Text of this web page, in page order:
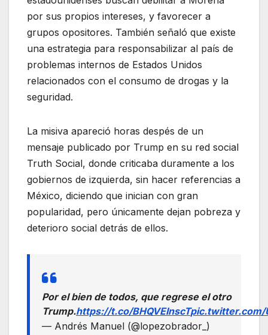
por sus propios intereses, y favorecer a
grupos opositores. También señaló que existe
una estrategia para responsabilizar al país de
problemas internos de Estados Unidos
relacionados con el consumo de drogas y la
seguridad.
La misiva apareció horas despés de un
mensaje publicado por Trump en su red social
Truth Social, donde criticaba duramente a los
gobiernos de izquierda, sin hacer referencias a
México, diciendo que inician con gran
popularidad, pero únicamente dejan pobreza y
deterioro social detrás de ellos.
Por el bien de todos, que regrese el otro
Trump.https://t.co/BHQVEInscTpic.twitter.com/
— Andrés Manuel (@lopezobrador_)